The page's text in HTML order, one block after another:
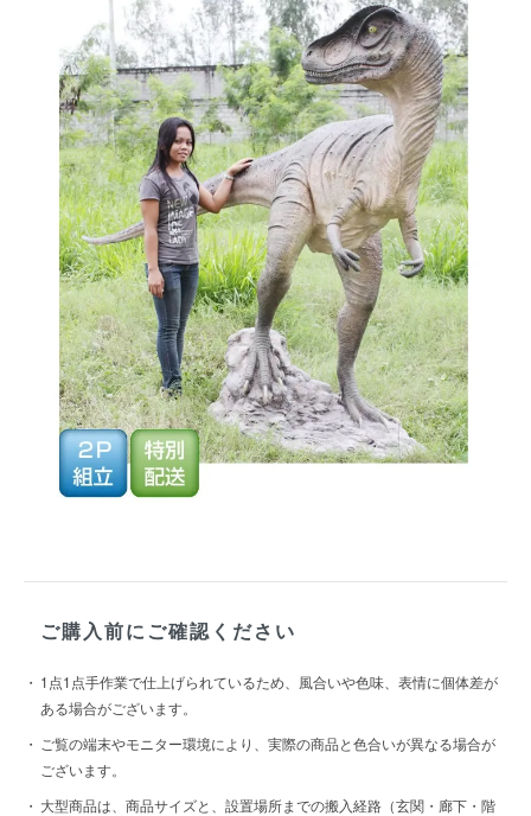
ご購入前にご確認ください
1点1点手作業で仕上げられているため、風合いや色味、表情に個体差が
ある場合がございます。
ご覧の端末やモニター環境により、実際の商品と色合いが異なる場合が
ございます。
大型商品は、商品サイズと、設置場所までの搬入経路（玄関・廊下・階